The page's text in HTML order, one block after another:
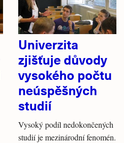
Univerzita
zjišťuje důvody
vysokého počtu
neúspěšných
studií
Vysoký podíl nedokončených
studií je mezinárodní fenomén.